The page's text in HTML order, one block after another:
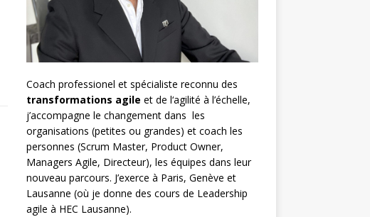
Coach professionel et spécialiste reconnu des
transformations agile et de l‘agilité à l’échelle,
j’accompagne le changement dans les
organisations (petites ou grandes) et coach les
personnes (Scrum Master, Product Owner,
Managers Agile, Directeur), les équipes dans leur
nouveau parcours. J’exerce à Paris, Genève et
Lausanne (où je donne des cours de Leadership
agile à HEC Lausanne).